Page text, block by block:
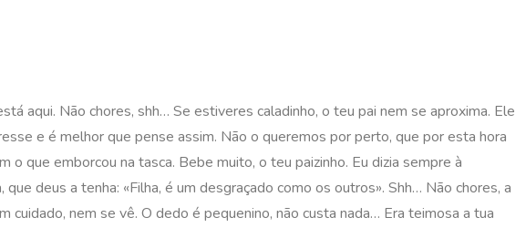
aqui. Não chores, shh… Se estiveres caladinho, o teu pai nem se aproxima. Ele
e é melhor que pense assim. Não o queremos por perto, que por esta hora
o que emborcou na tasca. Bebe muito, o teu paizinho. Eu dizia sempre à
que deus a tenha: «Filha, é um desgraçado como os outros». Shh… Não chores, a
cuidado, nem se vê. O dedo é pequenino, não custa nada… Era teimosa a tua